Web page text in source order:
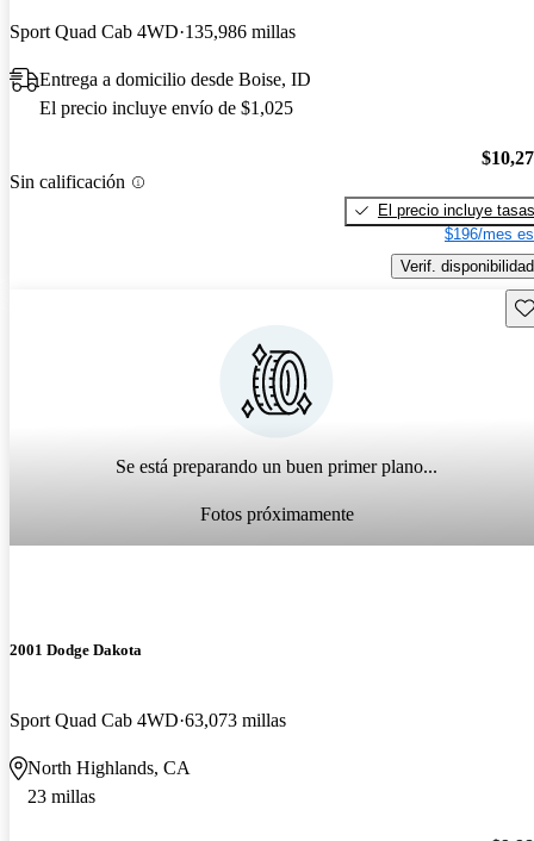
Sport Quad Cab 4WD 135,986 millas
Entrega a domicilio desde Boise, ID
El precio incluye envío de $1,025
Sin calificación
El precio incluye tasas
$196/mes
Verif. disponibilidad
Se está preparando un buen primer plano...
Fotos próximamente
2001 Dodge Dakota
Sport Quad Cab 4WD 63,073 millas
North Highlands, CA
23 millas